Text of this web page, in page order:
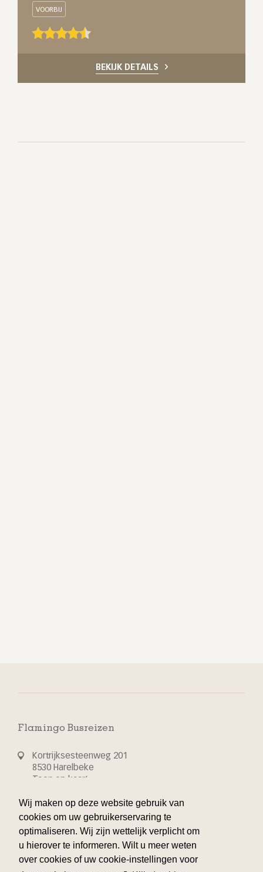
Wij maken op deze website gebruik van
cookies om uw gebruikerservaring te
optimaliseren. Wij zijn wettelijk verplicht om
u hierover te informeren. Wilt u meer weten
over cookies of uw cookie-instellingen voor
VOORBIJ
BEKIJK DETAILS
Flamingo Busreizen
Kortrijksesteenweg 201
8530 Harelbeke
Toon op kaart
T 32 56 70 24 44
info@flamingo-busvakanties.be